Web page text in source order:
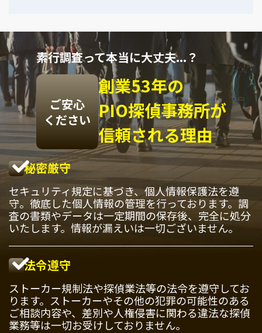
素行調査って本当に大丈夫...？
ご安心
ください
創業53年の
PIO探偵事務所が
信頼される理由
秘密厳守
セキュリティ規定に基づき、個人情報保護法を遵
守。徹底した個人情報の管理を行っております。調
査の書類やデータは一定期間の保存後、完全に処分
いたします。情報が漏えいは一切ございません。
法令遵守
ストーカー規制法や探偵業法等の法令を遵守してお
ります。ストーカーやその他の犯罪の可能性のある
ご相談内容や、差別や人権侵害に関わる違法な探偵
業務等は一切お受けしておりません。